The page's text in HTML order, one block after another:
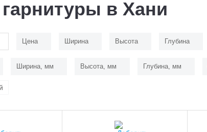
в Хани
Цена Ширина Высота Глубина
Ширина, мм Высота, мм Глубина, мм